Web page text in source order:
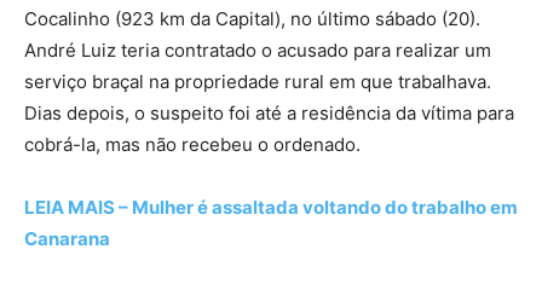
Cocalinho (923 km da Capital), no último sábado (20).
André Luiz teria contratado o acusado para realizar um
serviço braçal na propriedade rural em que trabalhava.
Dias depois, o suspeito foi até a residência da vítima para
cobrá-la, mas não recebeu o ordenado.
LEIA MAIS – Mulher é assaltada voltando do trabalho em
Canarana